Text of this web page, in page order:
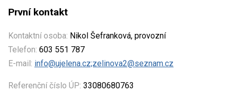
První kontakt
Kontaktní osoba: Nikol Šefranková, provozní
Telefon: 603 551 787
E-mail: info@ujelena.cz;zelinova2@seznam.cz
Referenční číslo ÚP: 33080680763